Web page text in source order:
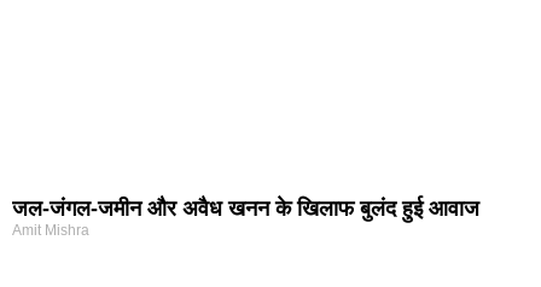
जल-जंगल-जमीन और अवैध खनन के खिलाफ बुलंद हुई आवाज
Amit Mishra